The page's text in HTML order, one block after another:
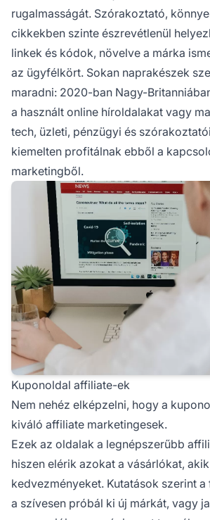
rugalmasságát. Szórakoztató,
cikkekben szinte észrevétlenül
linkek és kódok, növelve a márka
az ügyfélkört. Sokan naprakészek
maradni: 2020-ban Nagy-
a használt online híroldalakat vagy
tech, üzleti, pénzügyi és
kiemelten profitálnak ebből a
marketingből.
Kuponoldal affiliate-ek
Nem nehéz elképzelni, hogy a
kiváló affiliate marketingesek.
Ezek az oldalak a legnépszerűbb
hiszen elérik azokat a vásárlókat,
kedvezményeket. Kutatások szerint
a szívesen próbál ki új márkát, vagy